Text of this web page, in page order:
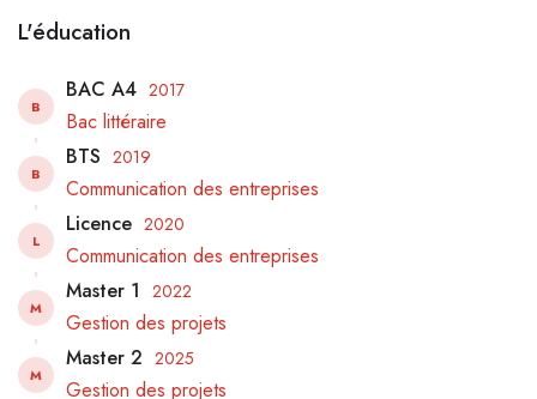
L'éducation
B
BAC A4 2017
Bac littéraire
B
BTS 2019
Communication des entreprises
L
Licence 2020
Communication des entreprises
M
Master 1 2022
Gestion des projets
M
Master 2 2025
Gestion des projets